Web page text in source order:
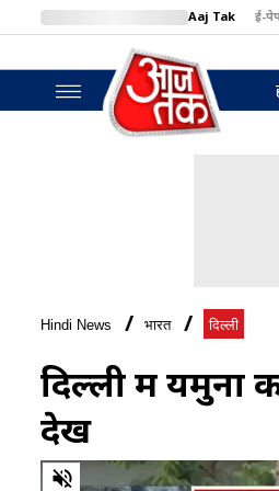
Aaj Tak ई-
BT Bazaar
Hindi News भारत दिल्ली
दिल्ली में यमुना
देखें
0
of